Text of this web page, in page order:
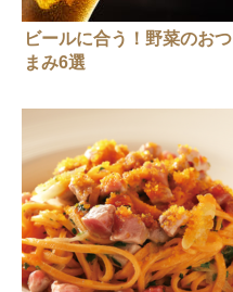
ビールに合う！野菜のおつ
まみ6選